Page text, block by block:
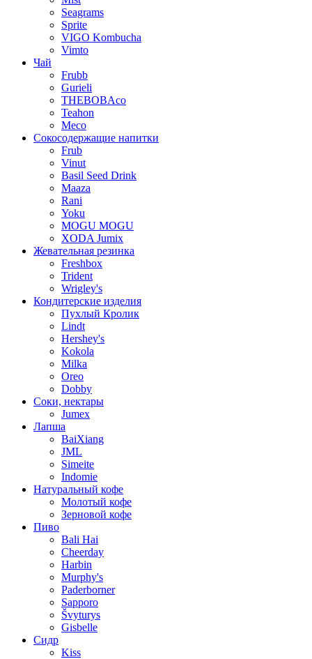
Seagrams
Sprite
VIGO Kombucha
Vimto
Чай
Frubb
Gurieli
THEBOBAco
Teahon
Meco
Сокосодержащие напитки
Frub
Vinut
Basil Seed Drink
Maaza
Rani
Yoku
MOGU MOGU
XODA Jumix
Жевательная резинка
Freshbox
Trident
Wrigley's
Кондитерские изделия
Пухлый Кролик
Lindt
Hershey's
Kokola
Milka
Oreo
Dobby
Соки, нектары
Jumex
Лапша
BaiXiang
JML
Simeite
Indomie
Натуральный кофе
Молотый кофе
Зерновой кофе
Пиво
Bali Hai
Cheerday
Harbin
Murphy's
Paderborner
Sapporo
Švyturys
Gisbelle
Сидр
Kiss